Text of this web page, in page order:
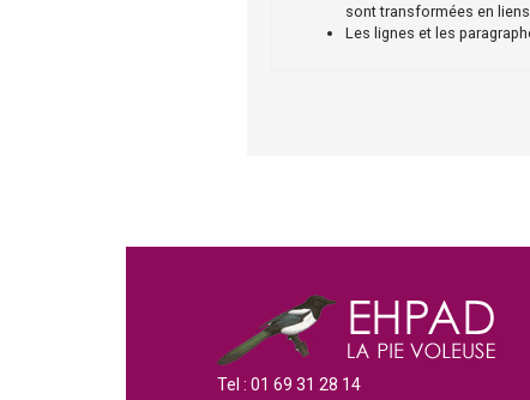
a
a
sont transformées en
Les lignes et les
Tel : 01 69 31 28 14